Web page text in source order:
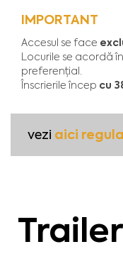
IMPORTANT
Accesul se face
Locurile se acordă
preferențial.
Înscrierile încep cu
vezi aici
Trailer